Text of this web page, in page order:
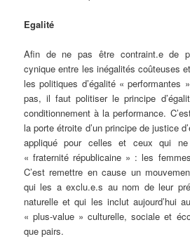
Egalité
Afin de ne pas être contraint.e de
cynique entre les inégalités coûteuses
les politiques d’égalité «
pas, il faut politiser le principe
conditionnement à la performance.
la porte étroite d’un principe de justice
appliqué pour celles et ceux qui
« fraternité républicaine » : les
C’est remettre en cause un
qui les a exclu.e.s au nom de leur
naturelle et qui les inclut aujourd’hui
« plus-value » culturelle, sociale et
que pairs.